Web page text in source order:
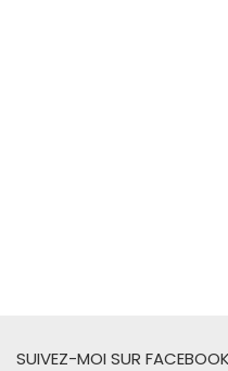
SUIVEZ-MOI SUR FACEBOOK